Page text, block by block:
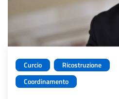
Curcio
Ricostruzione
Coordinamento